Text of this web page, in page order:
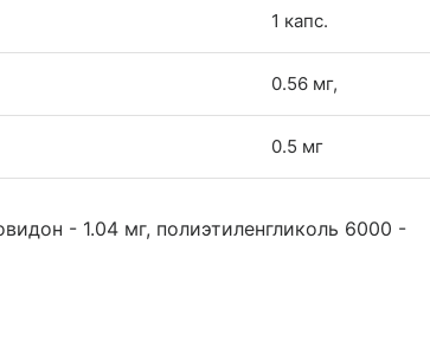
1 капс.
0.56 мг,
0.5 мг
- 1.04 мг, полиэтиленгликоль 6000 -